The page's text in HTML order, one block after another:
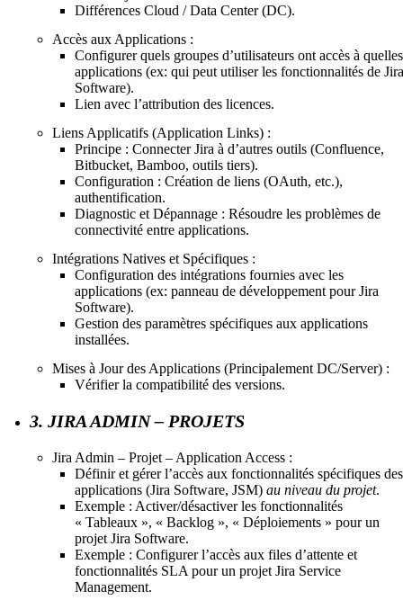
Différences Cloud / Data Center (DC).
Accès aux Applications :
Configurer quels groupes d’utilisateurs ont accès à quelles
applications (ex: qui peut utiliser les fonctionnalités de Jira
Software).
Lien avec l’attribution des licences.
Liens Applicatifs (Application Links) :
Principe : Connecter Jira à d’autres outils (Confluence,
Bitbucket, Bamboo, outils tiers).
Configuration : Création de liens (OAuth, etc.),
authentification.
Diagnostic et Dépannage : Résoudre les problèmes de
connectivité entre applications.
Intégrations Natives et Spécifiques :
Configuration des intégrations fournies avec les
applications (ex: panneau de développement pour Jira
Software).
Gestion des paramètres spécifiques aux applications
installées.
Mises à Jour des Applications (Principalement DC/Server) :
Vérifier la compatibilité des versions.
3. JIRA ADMIN – PROJETS
Jira Admin – Projet – Application Access :
Définir et gérer l’accès aux fonctionnalités spécifiques des
applications (Jira Software, JSM) au niveau du projet.
Exemple : Activer/désactiver les fonctionnalités
« Tableaux », « Backlog », « Déploiements » pour un
projet Jira Software.
Exemple : Configurer l’accès aux files d’attente et
fonctionnalités SLA pour un projet Jira Service
Management.